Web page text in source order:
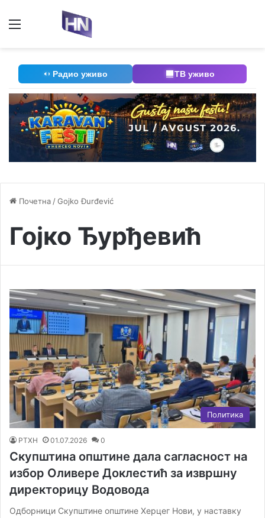
Радио уживо ТВ уживо
Почетна /Gojko Đurđević
Гојко Ђурђевић
Политика
РТХН 01.07.2026 0
Скупштина општине дала сагласност на
избор Оливере Доклестић за извршну
директорицу Водовода
Одборници Скупштине општине Херцег Нови, у наставку